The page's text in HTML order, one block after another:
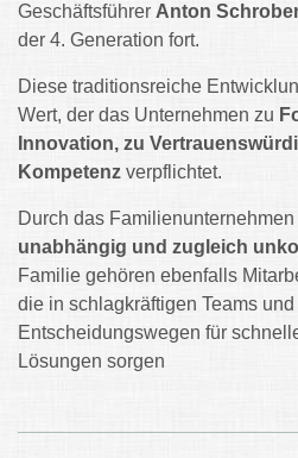
Geschäftsführer Anton
der 4. Generation fort.
Diese traditionsreiche
Wert, der das Unternehmen zu
Innovation, zu
Kompetenz verpflichtet.
Durch das
unabhängig und zugleich
Familie gehören ebenfalls
die in schlagkräftigen Teams
Entscheidungswegen für
Lösungen sorgen